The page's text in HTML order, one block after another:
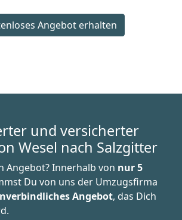
Angebot erhalten
und versicherter
Wesel nach Salzgitter
Angebot? Innerhalb von nur 5
Du von uns der Umzugsfirma
Angebot, das Dich